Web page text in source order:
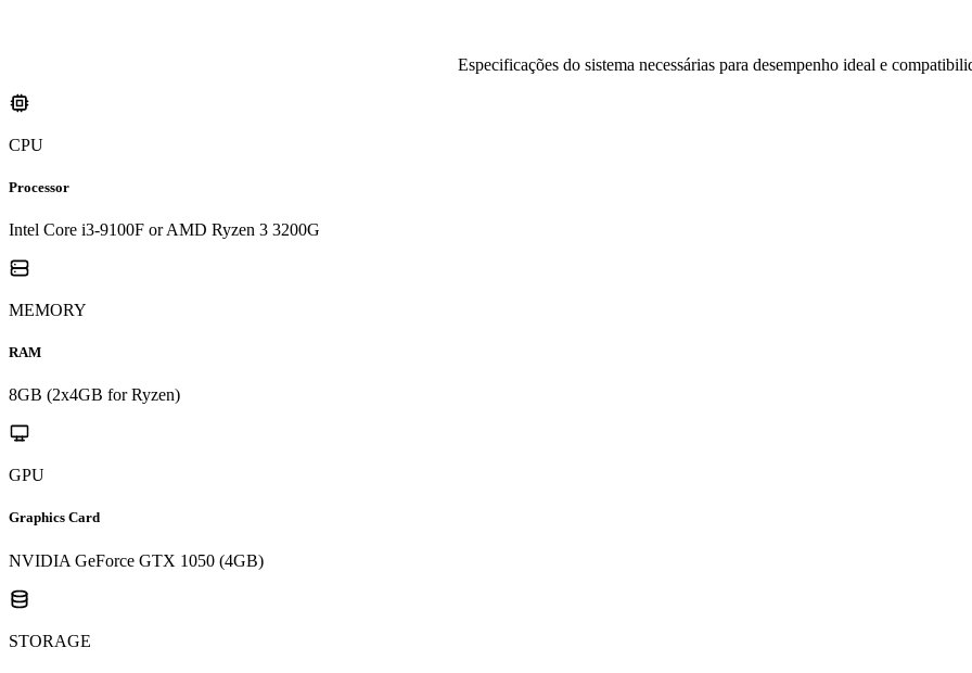
Especificações do sistema necessárias para desempenho ideal e
CPU
Processor
Intel Core i3-9100F or AMD Ryzen 3 3200G
MEMORY
RAM
8GB (2x4GB for Ryzen)
GPU
Graphics Card
NVIDIA GeForce GTX 1050 (4GB)
STORAGE